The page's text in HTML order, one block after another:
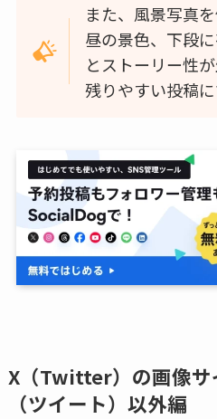
また、風景写真
昼の景色、下段
とストーリー性
残りやすい投稿に
X（Twitter）の画像サ
（ツイート）以外編